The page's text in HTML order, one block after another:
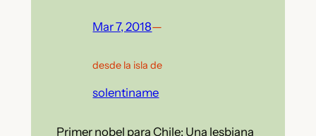
Mar 7, 2018—
desde la isla de
solentiname
Primer nobel para Chile: Una lesbiana